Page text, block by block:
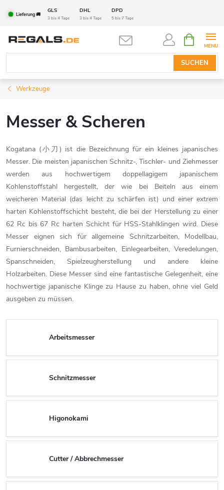
InhaltLieferung 🚚
GLS DHL DPD
3 bis 4 Tage 3 bis 4 Tage 5 bis 7 Tage
SUCHEN
Werkzeuge
Messer & Scheren
Kogatana (小刀) ist die Bezeichnung für ein kleines japanisches
Messer. Die meisten japanischen Schnitz-, Tischler- und Ziehmesser
werden aus hochwertigem doppellagigem japanischem
Kohlenstoffstahl hergestellt, der wie bei Beiteln aus einem
weicheren Material (das leicht zu schärfen ist) und einer extrem
harten Kohlenstoffschicht besteht, die bei der Herstellung zu einer
62 Rc bis 67 Rc harten Schicht für HSS-Stahlklingen wird. Diese
Messer eignen sich für allgemeine Schnitzarbeiten, Modellbau,
Furnierschneiden, Bambusarbeiten, Einlegearbeiten, Veredelungen,
Spanschneiden, Spielzeugherstellung und andere kleine
Holzarbeiten. Diese Messer sind eine fantastische Gelegenheit, eine
hochwertige japanische Klinge zu Hause zu haben, ohne viel Geld
ausgeben zu müssen.
Arbeitsmesser
Schnitzmesser
Higonokami
Cutter / Abbrechmesser